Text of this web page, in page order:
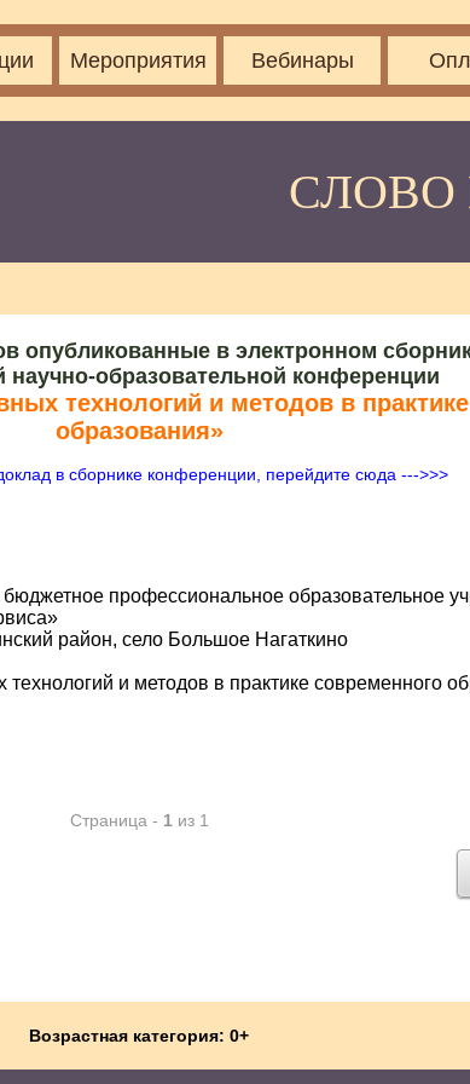
Мероприятия Вебинары
СЛОВО
опубликованные в электронном
научно-образовательной конференции
технологий и методов в
образования»
в сборнике конференции, перейдите сюда --->>>
профессиональное образовательное
район, село Большое Нагаткино
и методов в практике современного
Страница - 1 из 1
Возрастная категория: 0+